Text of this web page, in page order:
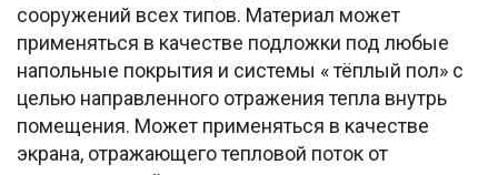
сооружений всех типов. Материал может
применяться в качестве подложки под любые
напольные покрытия и системы « тёплый пол» с
целью направленного отражения тепла внутрь
помещения. Может применяться в качестве
экрана, отражающего тепловой поток от